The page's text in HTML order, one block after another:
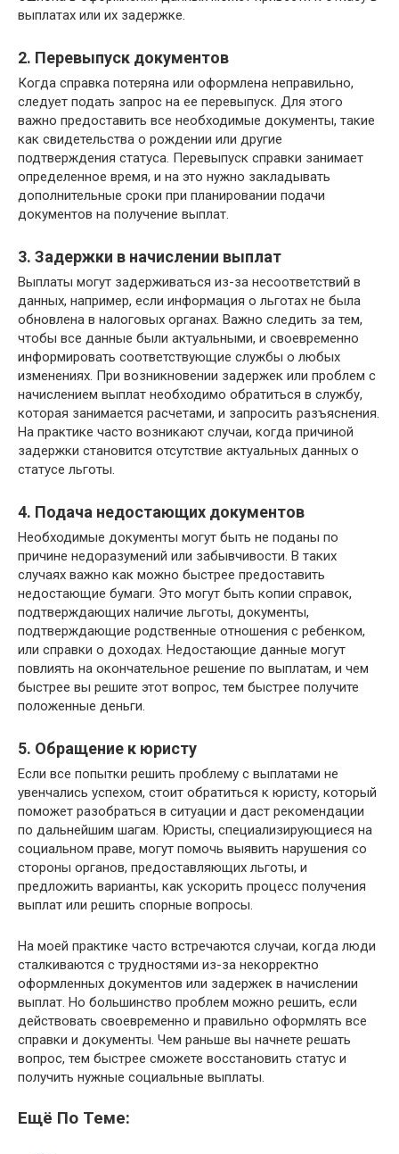
выплатах или их задержке.
2. Перевыпуск документов
Когда справка потеряна или оформлена неправильно,
следует подать запрос на ее перевыпуск. Для этого
важно предоставить все необходимые документы, такие
как свидетельства о рождении или другие
подтверждения статуса. Перевыпуск справки занимает
определенное время, и на это нужно закладывать
дополнительные сроки при планировании подачи
документов на получение выплат.
3. Задержки в начислении выплат
Выплаты могут задерживаться из-за несоответствий в
данных, например, если информация о льготах не была
обновлена в налоговых органах. Важно следить за тем,
чтобы все данные были актуальными, и своевременно
информировать соответствующие службы о любых
изменениях. При возникновении задержек или проблем с
начислением выплат необходимо обратиться в службу,
которая занимается расчетами, и запросить разъяснения.
На практике часто возникают случаи, когда причиной
задержки становится отсутствие актуальных данных о
статусе льготы.
4. Подача недостающих документов
Необходимые документы могут быть не поданы по
причине недоразумений или забывчивости. В таких
случаях важно как можно быстрее предоставить
недостающие бумаги. Это могут быть копии справок,
подтверждающих наличие льготы, документы,
подтверждающие родственные отношения с ребенком,
или справки о доходах. Недостающие данные могут
повлиять на окончательное решение по выплатам, и чем
быстрее вы решите этот вопрос, тем быстрее получите
положенные деньги.
5. Обращение к юристу
Если все попытки решить проблему с выплатами не
увенчались успехом, стоит обратиться к юристу, который
поможет разобраться в ситуации и даст рекомендации
по дальнейшим шагам. Юристы, специализирующиеся на
социальном праве, могут помочь выявить нарушения со
стороны органов, предоставляющих льготы, и
предложить варианты, как ускорить процесс получения
выплат или решить спорные вопросы.
На моей практике часто встречаются случаи, когда люди
сталкиваются с трудностями из-за некорректно
оформленных документов или задержек в начислении
выплат. Но большинство проблем можно решить, если
действовать своевременно и правильно оформлять все
справки и документы. Чем раньше вы начнете решать
вопрос, тем быстрее сможете восстановить статус и
получить нужные социальные выплаты.
Ещё По Теме: